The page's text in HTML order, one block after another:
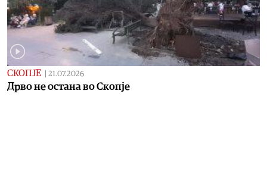
СКОПЈЕ | 21.07.2026
Дрво не остана во Скопје